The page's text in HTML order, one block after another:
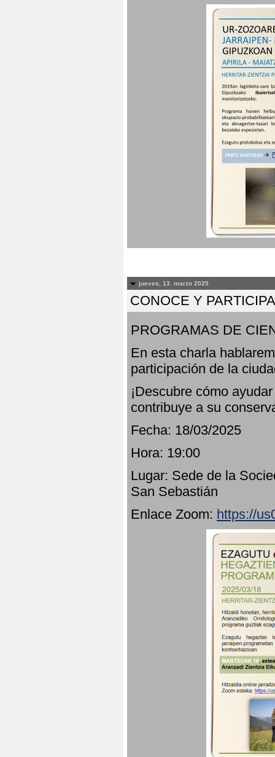
jueves, 13. marzo 2025
CONOCE Y
PROGRAMAS DE
En esta charla
participación de la
¡Descubre cómo
contribuye a su
Fecha: 18/03/2025
Hora: 19:00
Lugar: Sede de la
San Sebastián
Enlace Zoom: https://